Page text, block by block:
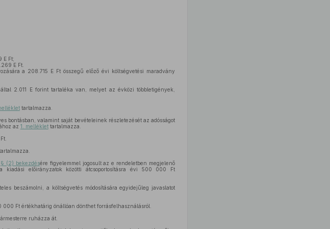
E Ft;
E Ft.
a 208.715 E Ft összegű előző évi költségvetési maradvány
2.011 E forint tartaléka van, melyet az évközi többletigények,
tartalmazza.
bontásban, valamint saját bevételeinek részletezését az adósságot
az 1. melléklettartalmazza.
(2) bekezdésére figyelemmel jogosult az e rendeletben megjelenő
kiadási előirányzatok közötti átcsoportosításra évi 500 000 Ft
beszámolni, a költségvetés módosítására egyidejűleg javaslatot
Ft értékhatárig önállóan dönthet forrásfelhasználásról.
ruházza át.